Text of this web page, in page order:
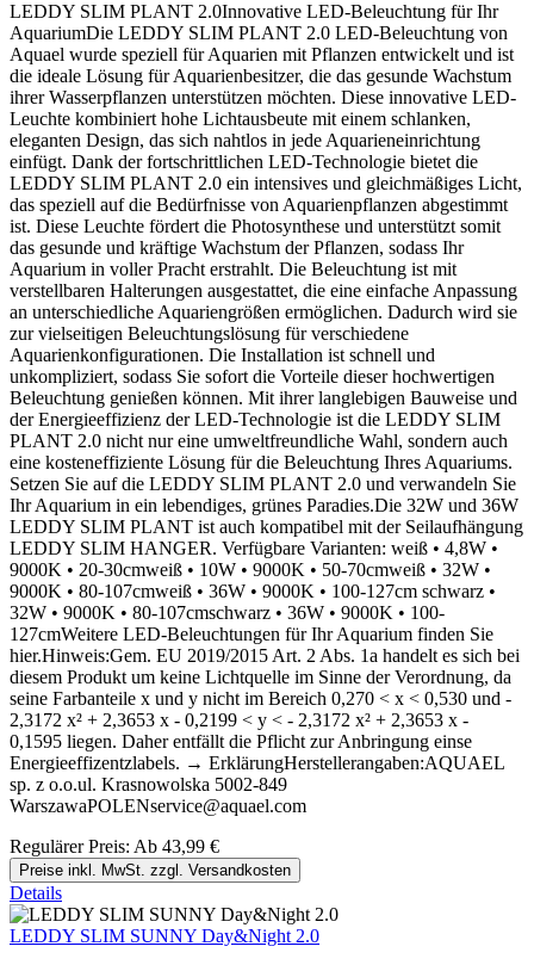
LEDDY SLIM PLANT 2.0Innovative LED-Beleuchtung für Ihr
AquariumDie LEDDY SLIM PLANT 2.0 LED-Beleuchtung von
Aquael wurde speziell für Aquarien mit Pflanzen entwickelt und ist
die ideale Lösung für Aquarienbesitzer, die das gesunde Wachstum
ihrer Wasserpflanzen unterstützen möchten. Diese innovative LED-
Leuchte kombiniert hohe Lichtausbeute mit einem schlanken,
eleganten Design, das sich nahtlos in jede Aquarieneinrichtung
einfügt. Dank der fortschrittlichen LED-Technologie bietet die
LEDDY SLIM PLANT 2.0 ein intensives und gleichmäßiges Licht,
das speziell auf die Bedürfnisse von Aquarienpflanzen abgestimmt
ist. Diese Leuchte fördert die Photosynthese und unterstützt somit
das gesunde und kräftige Wachstum der Pflanzen, sodass Ihr
Aquarium in voller Pracht erstrahlt. Die Beleuchtung ist mit
verstellbaren Halterungen ausgestattet, die eine einfache Anpassung
an unterschiedliche Aquariengrößen ermöglichen. Dadurch wird sie
zur vielseitigen Beleuchtungslösung für verschiedene
Aquarienkonfigurationen. Die Installation ist schnell und
unkompliziert, sodass Sie sofort die Vorteile dieser hochwertigen
Beleuchtung genießen können. Mit ihrer langlebigen Bauweise und
der Energieeffizienz der LED-Technologie ist die LEDDY SLIM
PLANT 2.0 nicht nur eine umweltfreundliche Wahl, sondern auch
eine kosteneffiziente Lösung für die Beleuchtung Ihres Aquariums.
Setzen Sie auf die LEDDY SLIM PLANT 2.0 und verwandeln Sie
Ihr Aquarium in ein lebendiges, grünes Paradies.Die 32W und 36W
LEDDY SLIM PLANT ist auch kompatibel mit der Seilaufhängung
LEDDY SLIM HANGER. Verfügbare Varianten: weiß • 4,8W •
9000K • 20-30cmweiß • 10W • 9000K • 50-70cmweiß • 32W •
9000K • 80-107cmweiß • 36W • 9000K • 100-127cm schwarz •
32W • 9000K • 80-107cmschwarz • 36W • 9000K • 100-
127cmWeitere LED-Beleuchtungen für Ihr Aquarium finden Sie
hier.Hinweis:Gem. EU 2019/2015 Art. 2 Abs. 1a handelt es sich bei
diesem Produkt um keine Lichtquelle im Sinne der Verordnung, da
seine Farbanteile x und y nicht im Bereich 0,270 < x < 0,530 und -
2,3172 x² + 2,3653 x - 0,2199 < y < - 2,3172 x² + 2,3653 x -
0,1595 liegen. Daher entfällt die Pflicht zur Anbringung einse
Energieeffizentzlabels. → ErklärungHerstellerangaben:AQUAEL
sp. z o.o.ul. Krasnowolska 5002-849
WarszawaPOLENservice@aquael.com
Regulärer Preis: Ab 43,99 €
Preise inkl. MwSt. zzgl. Versandkosten
Details
LEDDY SLIM SUNNY Day&Night 2.0